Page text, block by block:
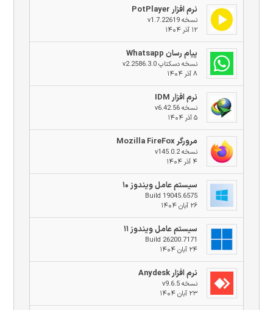
نرم افزار PotPlayer
نسخه v1.7.22619
۱۲ آذر ۱۴۰۴
پیام رسان Whatsapp
نسخه دسکتاپ v2.2586.3.0
۸ آذر ۱۴۰۴
نرم افزار IDM
نسخه v6.42.56
۵ آذر ۱۴۰۴
مرورگر Mozilla FireFox
نسخه v145.0.2
۴ آذر ۱۴۰۴
سیستم عامل ویندوز ۱۰
Build 19045.6575
۲۶ آبان ۱۴۰۴
سیستم عامل ویندوز ۱۱
Build 26200.7171
۲۴ آبان ۱۴۰۴
نرم افزار Anydesk
نسخه v9.6.5
۲۳ آبان ۱۴۰۴